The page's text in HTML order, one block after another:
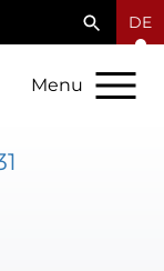
DE
Menu